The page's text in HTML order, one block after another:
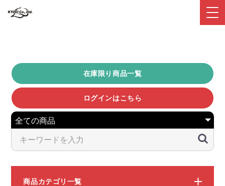
在庫限り商品一覧
ログインはこちら
商品カテゴリ一覧